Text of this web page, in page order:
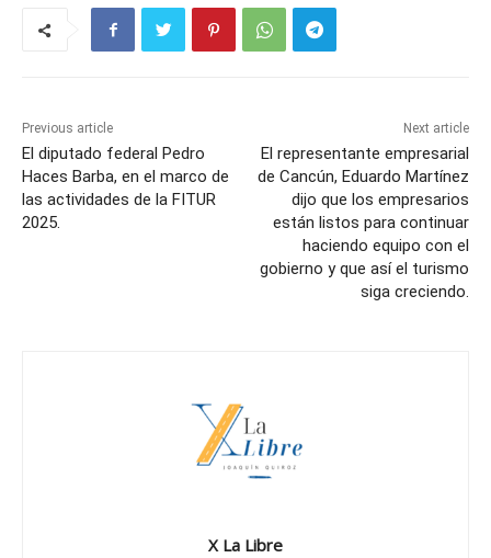
Previous article
El diputado federal Pedro
Haces Barba, en el marco de
las actividades de la FITUR
2025.
Next article
El representante empresarial
de Cancún, Eduardo Martínez
dijo que los empresarios
están listos para continuar
haciendo equipo con el
gobierno y que así el turismo
siga creciendo.
X La Libre